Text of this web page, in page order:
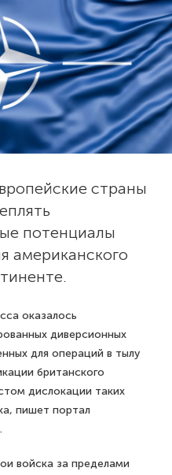
страны
потенциалы
американского
оказалось
диверсионных
для операций в тылу
британского
дислокации таких
пишет портал
войска за пределами